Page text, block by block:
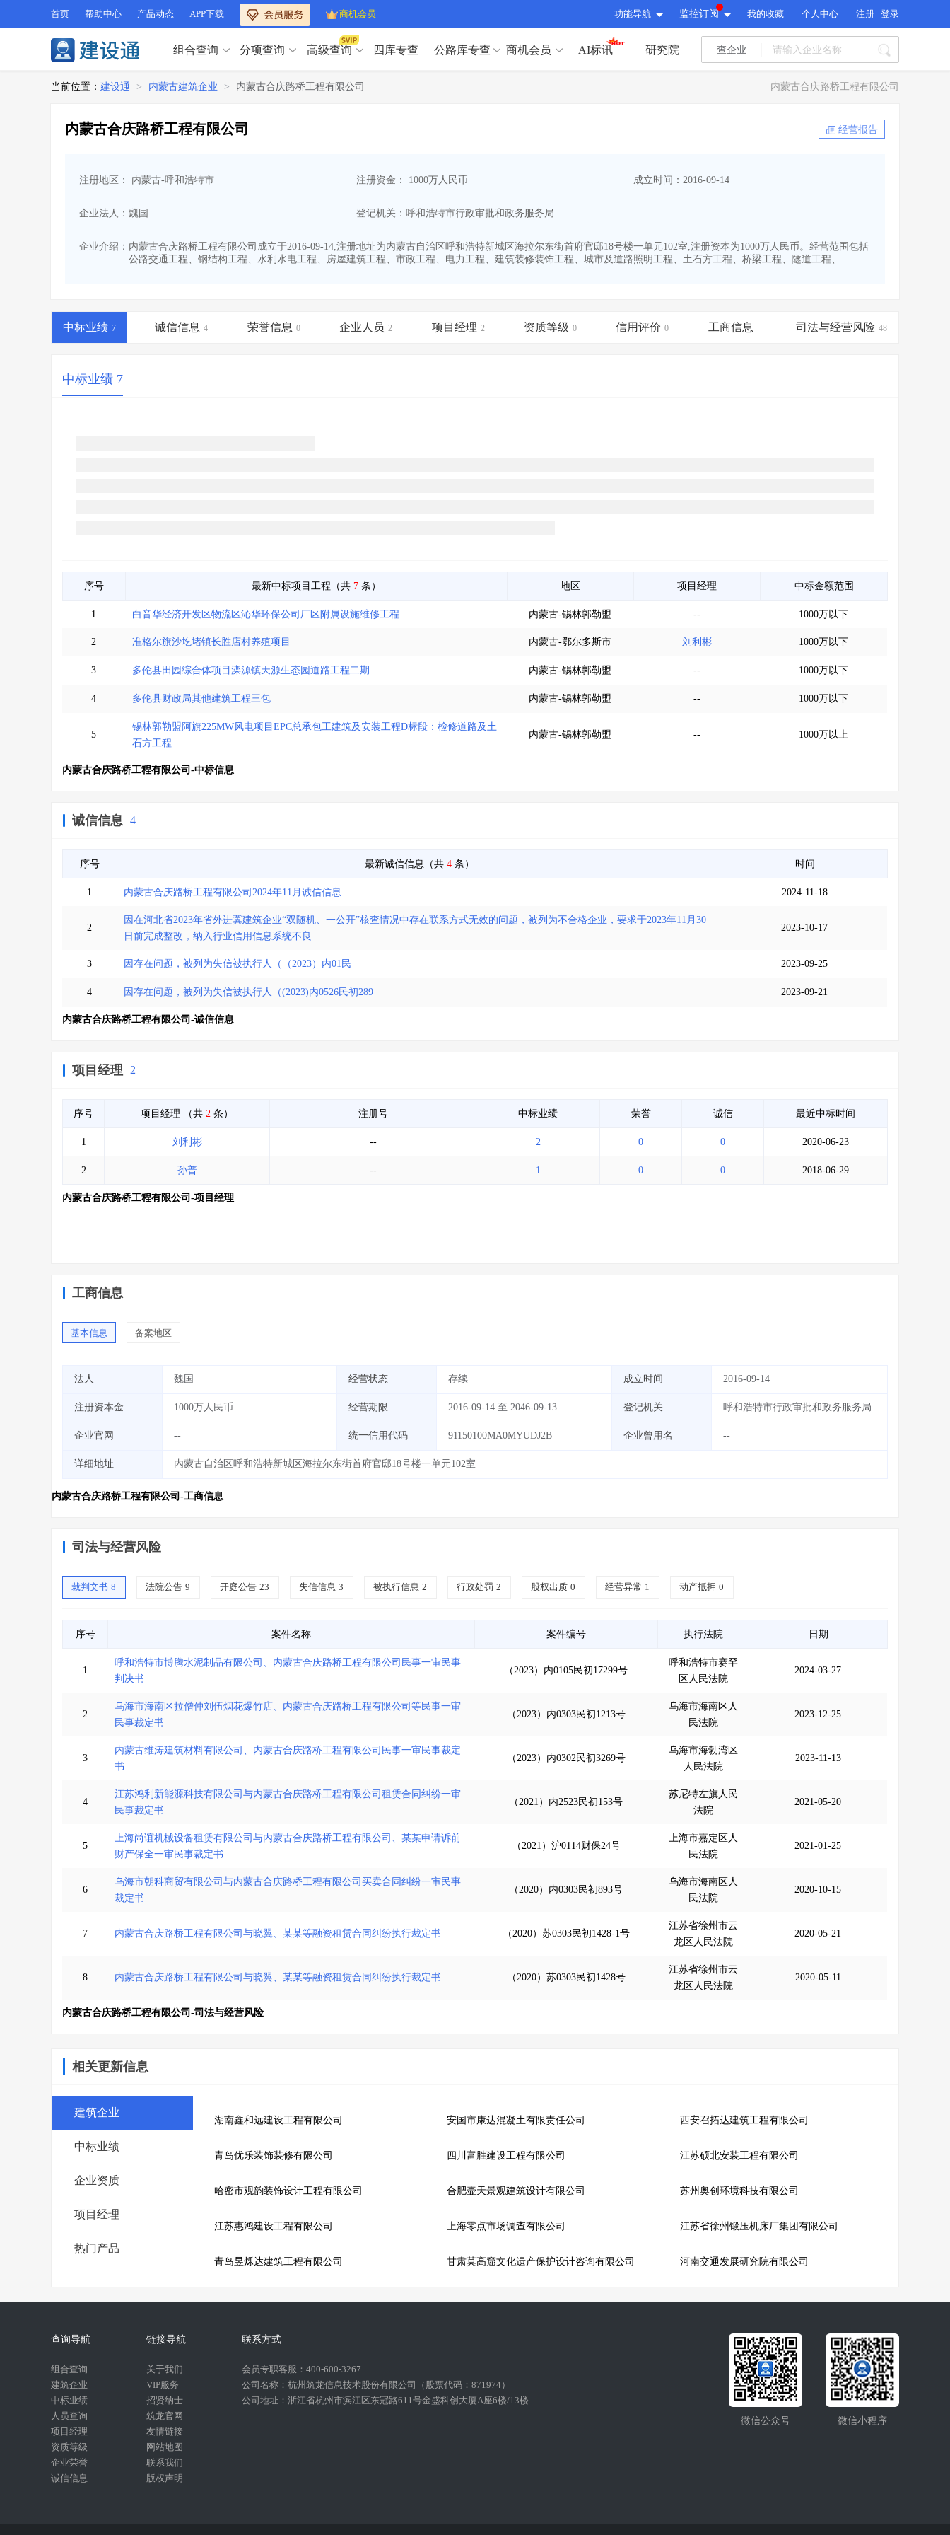
首页 帮助中心 产品动态 APP下载 商机会员 功能导航 监控订阅 我的收藏 个人中心 注册 登录
分项查询（VIP）
查资质
查人员>
查荣誉
查诚信
>
招标信息> 组合查询
公路库专查>
宏观经济>
商机会员
土地交易
省市重点项目 >
研究报告>
其他服务
组合查询 分项查询 高级查询 四库专查 公路库专查 商机会员 AI标讯 研究院 查企业
查荣誉> 查诚信
招标信息>
省库业绩查询
水利库专查>
组合查询-广州>
下浮率>
宏观经济 > 建企舆情>
政策规划
招投标规则>
业主专查
>
API接口> 市场经营AI云平台>
会员服务> 数据导出服务>
当前位置： 建设通 > 内蒙古建筑企业 > 内蒙古合庆路桥工程有限公司 内蒙古合庆路桥工程有限公司
内蒙古合庆路桥工程有限公司 经营报告
注册地区： 内蒙古-呼和浩特市 注册资金： 1000万人民币 成立时间：2016-09-14
企业法人：魏国 登记机关：呼和浩特市行政审批和政务服务局
企业介绍： 内蒙古合庆路桥工程有限公司成立于2016-09-14,注册地址为内蒙古自治区呼和浩特新城区海拉尔东街首府官邸18号楼一单元102室,注册资本为1000万人民币。经营范围包括
公路交通工程、钢结构工程、水利水电工程、房屋建筑工程、市政工程、电力工程、建筑装修装饰工程、城市及道路照明工程、土石方工程、桥梁工程、隧道工程、...
中标业绩 7 诚信信息 4 荣誉信息 0 企业人员 2 项目经理 2 资质等级 0 信用评价 0 工商信息 司法与经营风险 48
中标业绩 7
序号 最新中标项目工程（共 7 条） 地区 项目经理 中标金额范围
1 白音华经济开发区物流区沁华环保公司厂区附属设施维修工程 内蒙古-锡林郭勒盟 -- 1000万以下
2 准格尔旗沙圪堵镇长胜店村养殖项目 内蒙古-鄂尔多斯市 刘利彬 1000万以下
3 多伦县田园综合体项目滦源镇天源生态园道路工程二期 内蒙古-锡林郭勒盟 -- 1000万以下
4 多伦县财政局其他建筑工程三包 内蒙古-锡林郭勒盟 -- 1000万以下
5
锡林郭勒盟阿旗225MW风电项目EPC总承包工建筑及安装工程D标段：检修道路及土
石方工程
内蒙古-锡林郭勒盟 -- 1000万以上
内蒙古合庆路桥工程有限公司-中标信息
诚信信息 4
序号 最新诚信信息（共 4 条） 时间
1 内蒙古合庆路桥工程有限公司2024年11月诚信信息 2024-11-18
2
因在河北省2023年省外进冀建筑企业“双随机、一公开”核查情况中存在联系方式无效的问题，被列为不合格企业，要求于2023年11月30
日前完成整改，纳入行业信用信息系统不良
2023-10-17
3 因存在问题，被列为失信被执行人（（2023）内01民 2023-09-25
4 因存在问题，被列为失信被执行人（(2023)内0526民初289 2023-09-21
内蒙古合庆路桥工程有限公司-诚信信息
项目经理 2
序号 项目经理 （共 2 条） 注册号 中标业绩 荣誉 诚信 最近中标时间
1 刘利彬 -- 2 0 0 2020-06-23
2 孙普 -- 1 0 0 2018-06-29
内蒙古合庆路桥工程有限公司-项目经理
工商信息
基本信息 备案地区
法人 魏国 经营状态 存续 成立时间 2016-09-14
注册资本金 1000万人民币 经营期限 2016-09-14 至 2046-09-13 登记机关 呼和浩特市行政审批和政务服务局
企业官网 -- 统一信用代码 91150100MA0MYUDJ2B 企业曾用名 --
详细地址 内蒙古自治区呼和浩特新城区海拉尔东街首府官邸18号楼一单元102室
内蒙古合庆路桥工程有限公司-工商信息
司法与经营风险
裁判文书 8 法院公告 9 开庭公告 23 失信信息 3 被执行信息 2 行政处罚 2 股权出质 0 经营异常 1 动产抵押 0
序号 案件名称 案件编号 执行法院 日期
1
呼和浩特市博腾水泥制品有限公司、内蒙古合庆路桥工程有限公司民事一审民事
判决书
（2023）内0105民初17299号
呼和浩特市赛罕
区人民法院
2024-03-27
2
乌海市海南区拉僧仲刘伍烟花爆竹店、内蒙古合庆路桥工程有限公司等民事一审
民事裁定书
（2023）内0303民初1213号
乌海市海南区人
民法院
2023-12-25
3
内蒙古维涛建筑材料有限公司、内蒙古合庆路桥工程有限公司民事一审民事裁定
书
（2023）内0302民初3269号
乌海市海勃湾区
人民法院
2023-11-13
4
江苏鸿利新能源科技有限公司与内蒙古合庆路桥工程有限公司租赁合同纠纷一审
民事裁定书
（2021）内2523民初153号
苏尼特左旗人民
法院
2021-05-20
5
上海尚谊机械设备租赁有限公司与内蒙古合庆路桥工程有限公司、某某申请诉前
财产保全一审民事裁定书
（2021）沪0114财保24号
上海市嘉定区人
民法院
2021-01-25
6
乌海市朝科商贸有限公司与内蒙古合庆路桥工程有限公司买卖合同纠纷一审民事
裁定书
（2020）内0303民初893号
乌海市海南区人
民法院
2020-10-15
7 内蒙古合庆路桥工程有限公司与晓翼、某某等融资租赁合同纠纷执行裁定书 （2020）苏0303民初1428-1号
江苏省徐州市云
龙区人民法院
2020-05-21
8 内蒙古合庆路桥工程有限公司与晓翼、某某等融资租赁合同纠纷执行裁定书 （2020）苏0303民初1428号
江苏省徐州市云
龙区人民法院
2020-05-11
内蒙古合庆路桥工程有限公司-司法与经营风险
相关更新信息
建筑企业
中标业绩
企业资质
项目经理
热门产品
湖南鑫和远建设工程有限公司 安国市康达混凝土有限责任公司 西安召拓达建筑工程有限公司
青岛优乐装饰装修有限公司 四川富胜建设工程有限公司 江苏硕北安装工程有限公司
哈密市观韵装饰设计工程有限公司 合肥壶天景观建筑设计有限公司 苏州奥创环境科技有限公司
江苏惠鸿建设工程有限公司 上海零点市场调查有限公司 江苏省徐州锻压机床厂集团有限公司
青岛昱烁达建筑工程有限公司 甘肃莫高窟文化遗产保护设计咨询有限公司 河南交通发展研究院有限公司
查询导航
组合查询
建筑企业
中标业绩
人员查询
项目经理
资质等级
企业荣誉
诚信信息
链接导航
关于我们
VIP服务
招贤纳士
筑龙官网
友情链接
网站地图
联系我们
版权声明
联系方式
会员专职客服：400-600-3267
公司名称：杭州筑龙信息技术股份有限公司（股票代码：871974）
公司地址：浙江省杭州市滨江区东冠路611号金盛科创大厦A座6楼/13楼
微信公众号
微信小程序